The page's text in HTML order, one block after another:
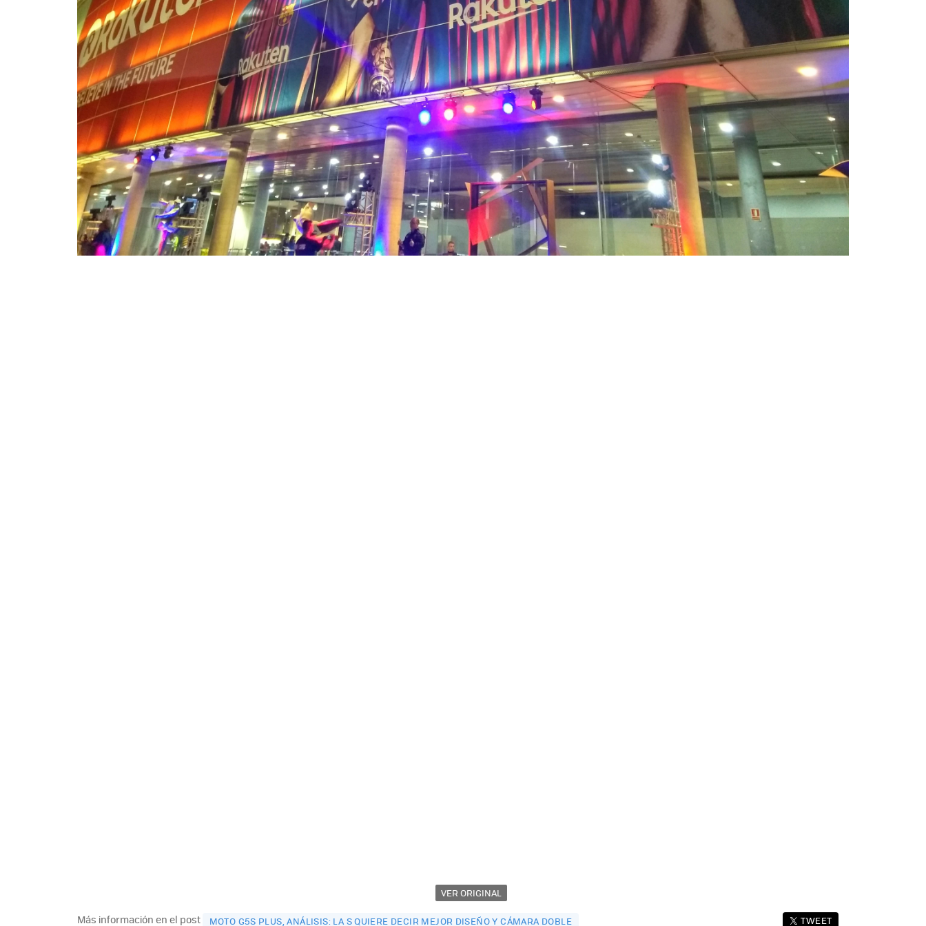
VER ORIGINAL
TWEET
Más información en el post MOTO G5S PLUS, ANÁLISIS: LA S QUIERE DECIR MEJOR DISEÑO Y CÁMARA DOBLE